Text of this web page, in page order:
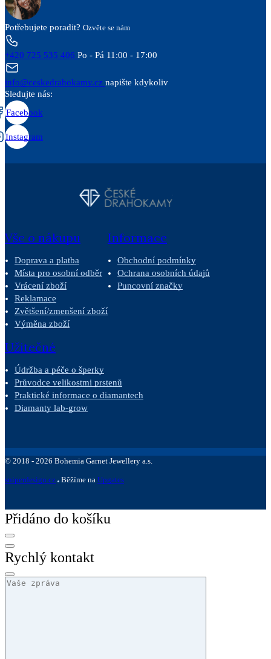
Potřebujete poradit? Ozvěte se nám
+420 725 535 406 Po - Pá 11:00 - 17:00
info@ceskedrahokamy.cz napište kdykoliv
Sledujte nás:
Facebook
Instagram
Vše o nákupu
Doprava a platba
Místa pro osobní odběr
Vrácení zboží
Reklamace
Zvětšení/zmenšení zboží
Výměna zboží
Informace
Obchodní podmínky
Ochrana osobních údajů
Puncovní značky
Užitečné
Údržba a péče o šperky
Průvodce velikostmi prstenů
Praktické informace o diamantech
Diamanty lab-grow
© 2018 - 2026 Bohemia Garnet Jewellery a.s.
sniperdesign.cz Běžíme na Upgates
Přidáno do košíku
Rychlý kontakt